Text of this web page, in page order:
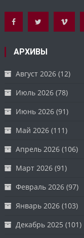
АРХИВЫ
Август 2026 (12)
Июль 2026 (78)
Июнь 2026 (91)
Май 2026 (111)
Апрель 2026 (106)
Март 2026 (91)
Февраль 2026 (97)
Январь 2026 (103)
Декабрь 2025 (101)